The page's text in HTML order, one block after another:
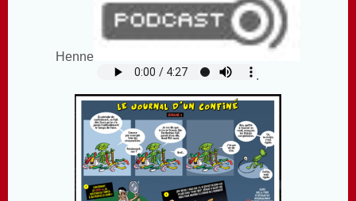
Henne
.